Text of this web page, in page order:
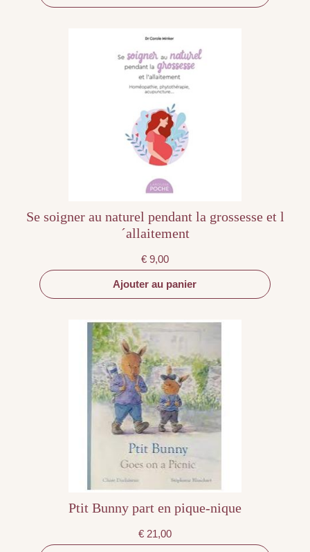
Se soigner au naturel pendant la grossesse et l
´allaitement
€ 9,00
Ajouter au panier
Ptit Bunny part en pique-nique
€ 21,00